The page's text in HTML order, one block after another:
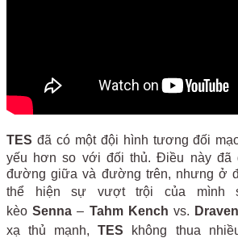
TES đã có một đội hình tương đối
yếu hơn so với đối thủ. Điều này đã
đường giữa và đường trên, nhưng ở
thể hiện sự vượt trội của mình
kèoSenna – Tahm Kench vs.
xạ thủ mạnh,TES không thua